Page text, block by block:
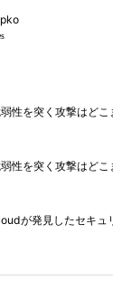
性を突く攻撃はどこ
性を突く攻撃はど
が発見したセキュ